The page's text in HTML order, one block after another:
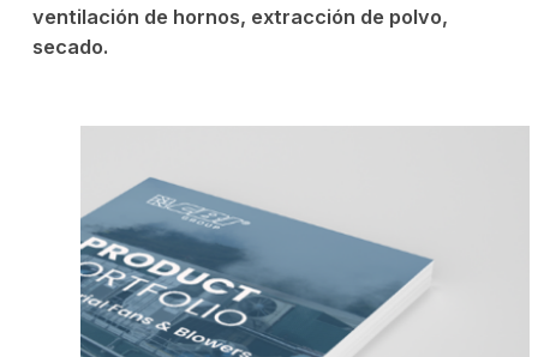
ventilación de hornos, extracción de polvo,
secado.